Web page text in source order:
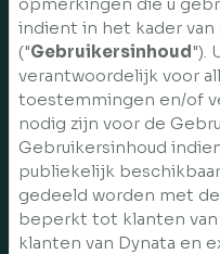
indient in het kader van
("Gebruikersinhoud").
verantwoordelijk voor
toestemmingen en/of
nodig zijn voor de
Gebruikersinhoud
publiekelijk
gedeeld worden met
beperkt tot klanten van
klanten van Dynata en